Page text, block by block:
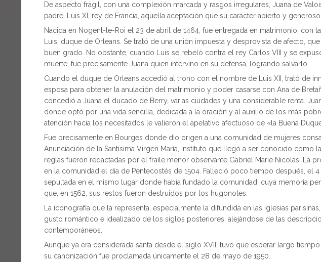
De aspecto frágil, con una complexión marcada y rasgos irregulares, Juana de
padre, Luis XI, rey de Francia, aquella aceptación que su carácter abierto y
Nacida en Nogent-le-Roi el 23 de abril de 1464, fue entregada en matrimonio, con
Luis, duque de Orleans. Se trató de una unión impuesta y desprovista de afecto,
buen grado. No obstante, cuando Luis se rebeló contra el rey Carlos VIII y se
muerte, fue precisamente Juana quien intervino en su defensa, logrando salvarlo.
Cuando el duque de Orleans accedió al trono con el nombre de Luis XII, trató de
esposa para obtener la anulación del matrimonio y poder casarse con Ana de
concedió a Juana el ducado de Berry, varias ciudades y una considerable renta.
donde optó por una vida sencilla, dedicada a la oración y al auxilio de los más
atención hacia los necesitados le valieron el apelativo afectuoso de «la Buena
Fue precisamente en Bourges donde dio origen a una comunidad de mujeres
Anunciación de la Santísima Virgen María, instituto que llegó a ser conocido como
reglas fueron redactadas por el fraile menor observante Gabriel Marie Nicolas. La
en la comunidad el día de Pentecostés de 1504. Falleció poco tiempo después, el
sepultada en el mismo lugar donde había fundado la comunidad, cuya memoria
que, en 1562, sus restos fueron destruidos por los hugonotes.
La iconografía que la representa, especialmente la difundida en las iglesias
gusto romántico e idealizado de los siglos posteriores, alejándose de las
contemporáneos.
Aunque ya era considerada santa desde el siglo XVII, tuvo que esperar largo
su canonización fue proclamada únicamente el 28 de mayo de 1950.